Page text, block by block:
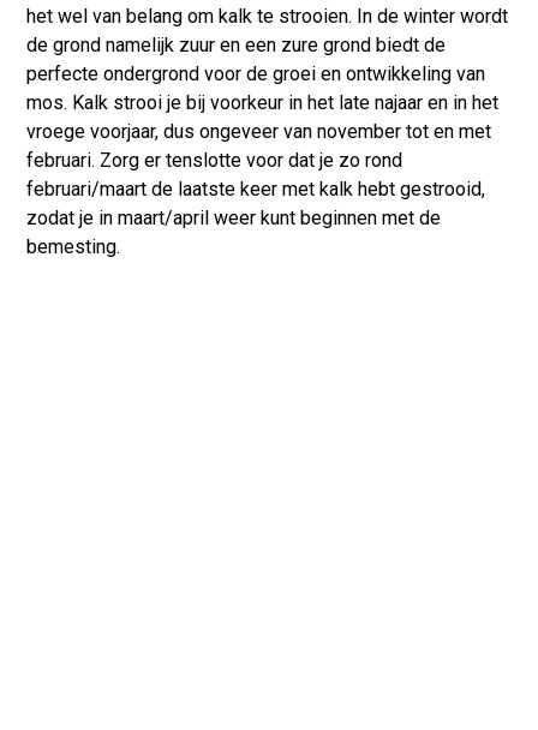
het wel van belang om kalk te strooien. In de winter wordt
de grond namelijk zuur en een zure grond biedt de
perfecte ondergrond voor de groei en ontwikkeling van
mos. Kalk strooi je bij voorkeur in het late najaar en in het
vroege voorjaar, dus ongeveer van november tot en met
februari. Zorg er tenslotte voor dat je zo rond
februari/maart de laatste keer met kalk hebt gestrooid,
zodat je in maart/april weer kunt beginnen met de
bemesting.